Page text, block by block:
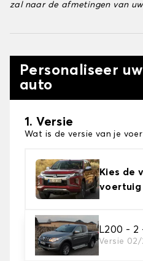
zal naar de afmetingen van
Personaliseer
auto
1. Versie
Wat is de versie van je
Kies de
voertuig
L200 - 2
Versie
2. Materiaal
Kies het materiaal van uw